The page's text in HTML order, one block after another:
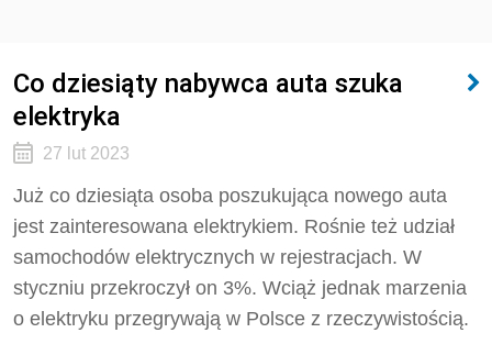
Co dziesiąty nabywca auta szuka
elektryka
27 lut 2023
Już co dziesiąta osoba poszukująca nowego auta
jest zainteresowana elektrykiem. Rośnie też udział
samochodów elektrycznych w rejestracjach. W
styczniu przekroczył on 3%. Wciąż jednak marzenia
o elektryku przegrywają w Polsce z rzeczywistością.